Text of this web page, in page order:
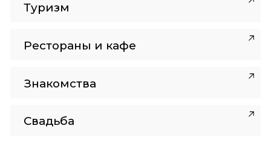
Туризм
Рестораны и кафе
Знакомства
Свадьба